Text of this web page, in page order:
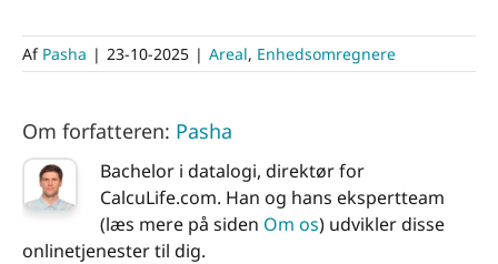
Af Pasha | 23-10-2025 | Areal, Enhedsomregnere
Om forfatteren: Pasha
Bachelor i datalogi, direktør for
CalcuLife.com. Han og hans ekspertteam
(læs mere på siden Om os) udvikler disse
onlinetjenester til dig.